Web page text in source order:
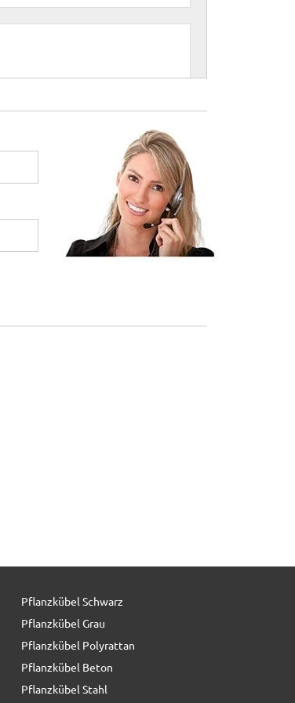
Pflanzkübel Schwarz
Pflanzkübel Grau
Pflanzkübel Polyrattan
Pflanzkübel Beton
Pflanzkübel Stahl